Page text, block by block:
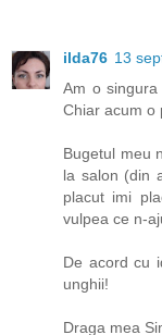
ilda76 13
Am o singura
Chiar acum o
Bugetul meu
la salon (din
placut imi
vulpea ce n-
De acord cu
unghii!
Draga mea